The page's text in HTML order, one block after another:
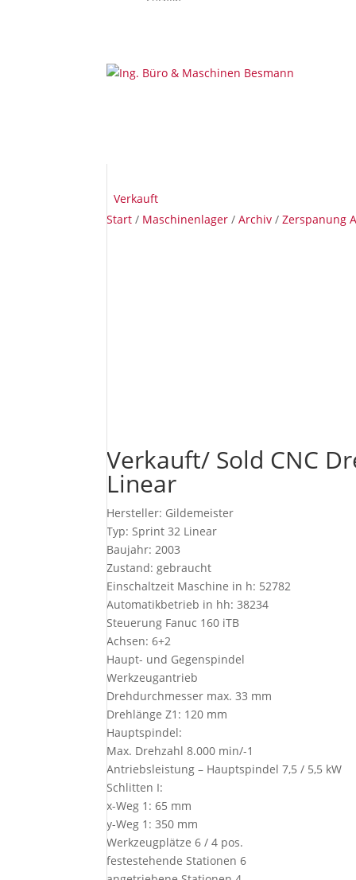
Start / Maschinenlager /Archiv /Zerspanung
Verkauft/ Sold CNC
Linear
Hersteller: Gildemeister
Typ: Sprint 32 Linear
Baujahr: 2003
Zustand: gebraucht
Einschaltzeit Maschine in h: 52782
Automatikbetrieb in hh: 38234
Steuerung Fanuc 160 iTB
Achsen: 6+2
Haupt- und Gegenspindel
Werkzeugantrieb
Drehdurchmesser max. 33 mm
Drehlänge Z1: 120 mm
Hauptspindel:
Max. Drehzahl 8.000 min/-1
Antriebsleistung – Hauptspindel 7,5 / 5,5 kW
Schlitten I:
x-Weg 1: 65 mm
y-Weg 1: 350 mm
Werkzeugplätze 6 / 4 pos.
festestehende Stationen 6
Verkauft